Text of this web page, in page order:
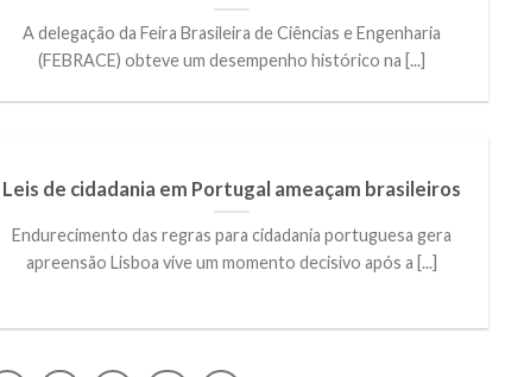
A delegação da Feira Brasileira de Ciências e Engenharia
(FEBRACE) obteve um desempenho histórico na [...]
Leis de cidadania em Portugal ameaçam brasileiros
Endurecimento das regras para cidadania portuguesa gera
apreensão Lisboa vive um momento decisivo após a [...]